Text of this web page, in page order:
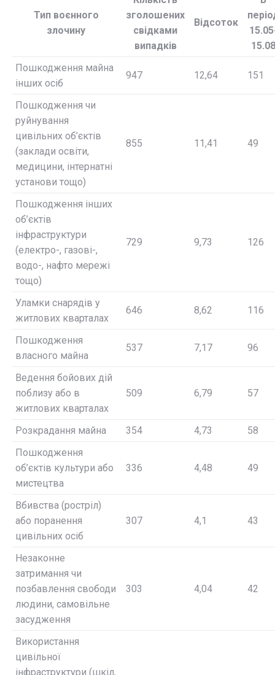
Тип воєнного
злочину
зголошених
свідками
випадків
Відсоток
15.08
Пошкодження майна
інших осіб
947 12,64 151
Пошкодження чи
руйнування
цивільних об’єктів
(заклади освіти,
медицини, інтернатні
установи тощо)
855 11,41 49
Пошкодження інших
об’єктів
інфраструктури
(електро-, газові-,
водо-, нафто мережі
тощо)
729 9,73 126
Уламки снарядів у
житлових кварталах
646 8,62 116
Пошкодження
власного майна
537 7,17 96
Ведення бойових дій
поблизу або в
житлових кварталах
509 6,79 57
Розкрадання майна 354 4,73
58
Пошкодження
об’єктів культури або
мистецтва
336 4,48 49
Вбивства (ростріл)
або поранення
цивільних осіб
307 4,1 43
Незаконне
затримання чи
позбавлення свободи
людини, cамовільне
засудження
303 4,04 42
Використання
цивільної
інфраструктури (шкіл,